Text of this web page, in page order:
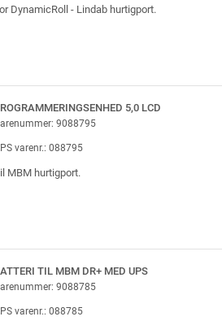
DynamicRoll - Lindab hurtigport.
5,0 LCD
9088795
varenr.: 088795
MBM hurtigport.
TIL MBM DR+ MED UPS
9088785
varenr.: 088785